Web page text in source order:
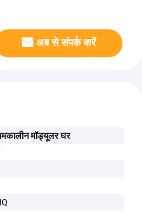
अब से संपर्क करें
मॉड्यूलर घर